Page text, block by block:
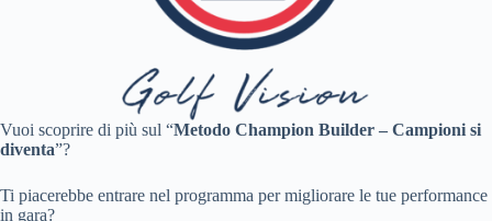
Vuoi scoprire di più sul “Metodo Champion Builder – Campioni si
diventa”?
Ti piacerebbe entrare nel programma per migliorare le tue performance
in gara?